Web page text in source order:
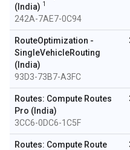
(India) 1
242A-7AE7-0C94
RouteOptimization -
SingleVehicleRouting
(India)
93D3-73B7-A3FC
Routes: Compute Routes
Pro (India)
3CC6-0DC6-1C5F
Routes: Compute Route